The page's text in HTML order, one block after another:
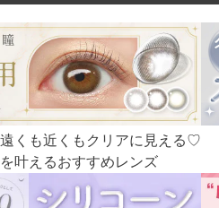
遠くも近くもクリアに見える♡
叶えるおすすめレンズ
カラコン
クリア
新商品